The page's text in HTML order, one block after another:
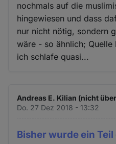
nochmals auf die
hingewiesen und dass
nur nicht nötig, sondern
wäre - so ähnlich;
ich schlafe quasi...
Andreas E. Kilian (nicht
Do. 27 Dez 2018 - 13:32
Bisher wurde ein Teil